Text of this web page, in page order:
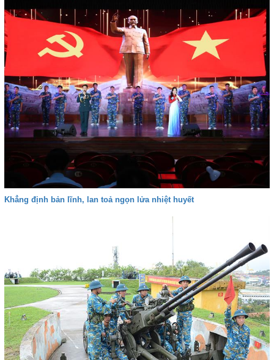
Khẳng định bản lĩnh, lan toả ngọn lửa nhiệt huyết